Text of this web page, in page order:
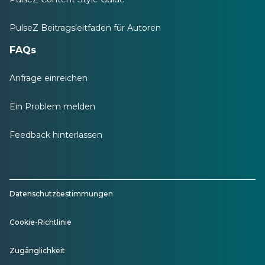
PulseZ Beitragsleitfaden für Autoren
FAQs
Anfrage einreichen
Ein Problem melden
Feedback hinterlassen
Datenschutzbestimmungen
Cookie-Richtlinie
Zugänglichkeit